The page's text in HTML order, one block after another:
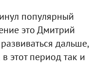
популярный
это Дмитрий
дальше,
этот период так и